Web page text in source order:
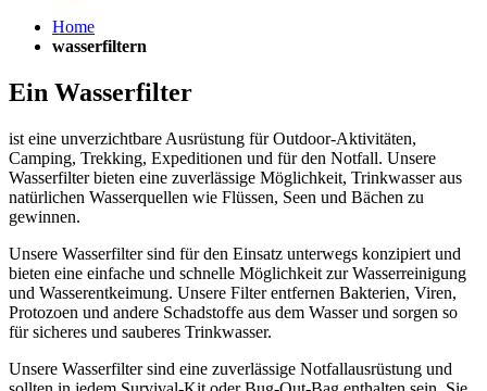
Home
wasserfiltern
Ein Wasserfilter
ist eine unverzichtbare Ausrüstung für Outdoor-Aktivitäten,
Camping, Trekking, Expeditionen und für den Notfall. Unsere
Wasserfilter bieten eine zuverlässige Möglichkeit, Trinkwasser aus
natürlichen Wasserquellen wie Flüssen, Seen und Bächen zu
gewinnen.
Unsere Wasserfilter sind für den Einsatz unterwegs konzipiert und
bieten eine einfache und schnelle Möglichkeit zur Wasserreinigung
und Wasserentkeimung. Unsere Filter entfernen Bakterien, Viren,
Protozoen und andere Schadstoffe aus dem Wasser und sorgen so
für sicheres und sauberes Trinkwasser.
Unsere Wasserfilter sind eine zuverlässige Notfallausrüstung und